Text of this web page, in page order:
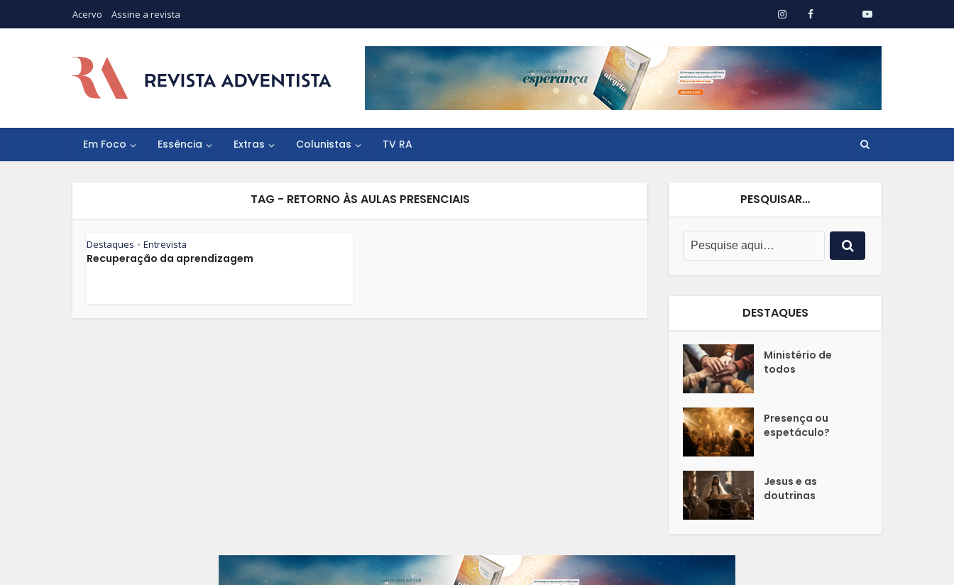
Acervo Assine a revista
Em Foco Essência Extras Colunistas TV RA
TAG - RETORNO ÀS AULAS PRESENCIAIS
Destaques • Entrevista
Recuperação da aprendizagem
PESQUISAR…
DESTAQUES
Ministério de
todos
Presença ou
espetáculo?
Jesus e as
doutrinas